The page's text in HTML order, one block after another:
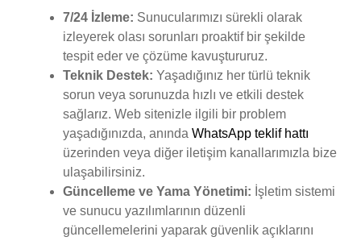
7/24 İzleme: Sunucularımızı sürekli olarak
izleyerek olası sorunları proaktif bir şekilde
tespit eder ve çözüme kavuştururuz.
Teknik Destek: Yaşadığınız her türlü teknik
sorun veya sorunuzda hızlı ve etkili destek
sağlarız. Web sitenizle ilgili bir problem
yaşadığınızda, anında WhatsApp teklif hattı
üzerinden veya diğer iletişim kanallarımızla bize
ulaşabilirsiniz.
Güncelleme ve Yama Yönetimi: İşletim sistemi
ve sunucu yazılımlarının düzenli
güncellemelerini yaparak güvenlik açıklarını